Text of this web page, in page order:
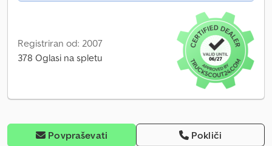
Registriran od: 2007
378 Oglasi na spletu
Povpraševati Pokliči